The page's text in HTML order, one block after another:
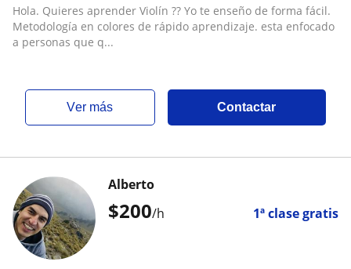
Hola. Quieres aprender Violín ?? Yo te enseño de forma fácil.
Metodología en colores de rápido aprendizaje. esta enfocado
a personas que q...
ver más Contactar
$200/h 1ª clase gratis
Alberto